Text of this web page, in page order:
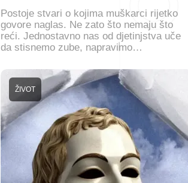
Postoje stvari o kojima muškarci rijetko
govore naglas. Ne zato što nemaju što
reći. Jednostavno nas od djetinjstva uče
da stisnemo zube, napravimo…
ŽIVOT